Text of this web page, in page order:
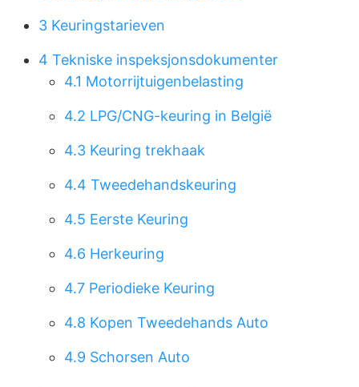
3 Keuringstarieven
4 Tekniske inspeksjonsdokumenter
4.1 Motorrijtuigenbelasting
4.2 LPG/CNG-keuring in België
4.3 Keuring trekhaak
4.4 Tweedehandskeuring
4.5 Eerste Keuring
4.6 Herkeuring
4.7 Periodieke Keuring
4.8 Kopen Tweedehands Auto
4.9 Schorsen Auto